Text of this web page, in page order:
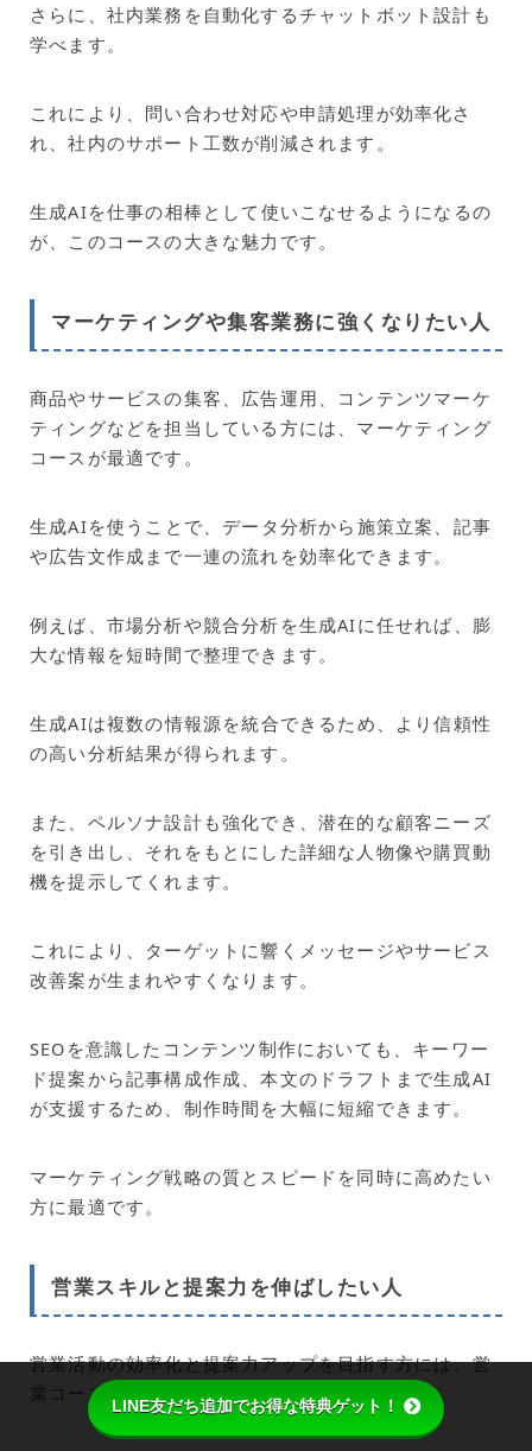
さらに、社内業務を自動化するチャットボット設計も
学べます。
これにより、問い合わせ対応や申請処理が効率化さ
れ、社内のサポート工数が削減されます。
生成AIを仕事の相棒として使いこなせるようになるの
が、このコースの大きな魅力です。
マーケティングや集客業務に強くなりたい人
商品やサービスの集客、広告運用、コンテンツマーケ
ティングなどを担当している方には、マーケティング
コースが最適です。
生成AIを使うことで、データ分析から施策立案、記事
や広告文作成まで一連の流れを効率化できます。
例えば、市場分析や競合分析を生成AIに任せれば、膨
大な情報を短時間で整理できます。
生成AIは複数の情報源を統合できるため、より信頼性
の高い分析結果が得られます。
また、ペルソナ設計も強化でき、潜在的な顧客ニーズ
を引き出し、それをもとにした詳細な人物像や購買動
機を提示してくれます。
これにより、ターゲットに響くメッセージやサービス
改善案が生まれやすくなります。
SEOを意識したコンテンツ制作においても、キーワー
ド提案から記事構成作成、本文のドラフトまで生成AI
が支援するため、制作時間を大幅に短縮できます。
マーケティング戦略の質とスピードを同時に高めたい
方に最適です。
営業スキルと提案力を伸ばしたい人
営業活動の効率化と提案力アップを目指す方には、営
業コースが向いています。
LINE友だち追加でお得な特典ゲット！